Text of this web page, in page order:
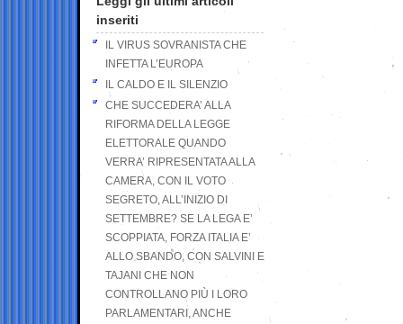
inseriti
IL VIRUS SOVRANISTA CHE
INFETTA L’EUROPA
IL CALDO E IL SILENZIO
CHE SUCCEDERA’ ALLA
RIFORMA DELLA LEGGE
ELETTORALE QUANDO
VERRA’ RIPRESENTATA ALLA
CAMERA, CON IL VOTO
SEGRETO, ALL’INIZIO DI
SETTEMBRE? SE LA LEGA E’
SCOPPIATA, FORZA ITALIA E’
ALLO SBANDO, CON SALVINI E
TAJANI CHE NON
CONTROLLANO PIÙ I LORO
PARLAMENTARI, ANCHE